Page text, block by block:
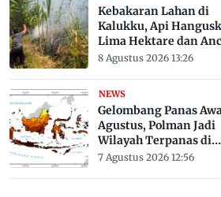
Kebakaran Lahan di
Kalukku, Api
Lima Hektare dan
Permukiman
8 Agustus 2026 13:26
NEWS
Gelombang Panas
Agustus, Polman Jadi
Wilayah Terpanas di
Sulbar Suhu Lebih Dari
7 Agustus 2026 12:56